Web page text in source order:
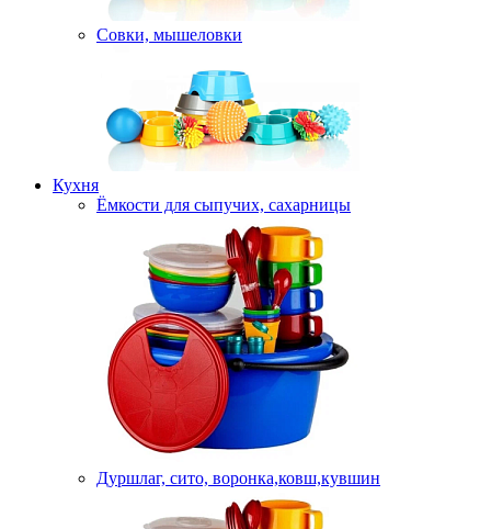
Совки, мышеловки
Кухня
Ёмкости для сыпучих, сахарницы
Дуршлаг, сито, воронка,ковш,кувшин